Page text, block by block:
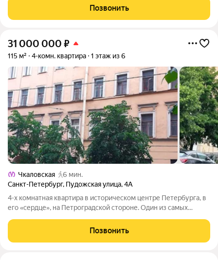
домом для семей, стремящихся к комфортному и изысканному
образу жизни. Квартира площадью 108.8
Позвонить
31 000 000 ₽
115 м² 4-комн. квартира 1 этаж из 6
Чкаловская
6 мин.
Санкт-Петербург, Пудожская улица,4А
4-х комнатная квартира в историческом центре Петербурга, в
его «сердце», на Петроградской стороне. Один из самых
мин. пеш.) и метро Петроградская (12 мин. пеш.) в пешеходной
доступности.
Позвонить